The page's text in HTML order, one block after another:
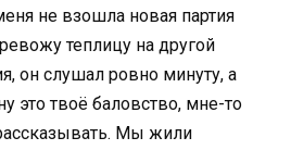
не взошла новая партия
теплицу на другой
он слушал ровно минуту, а
это твоё баловство, мне-то
Мы жили